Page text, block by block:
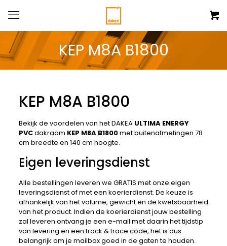
KEP M8A B1800
KEP M8A B1800
Bekijk de voordelen van het DAKEA ULTIMA ENERGY
PVCdakraam KEP M8A B1800met buitenafmetingen 78
cm breedte en 140 cm hoogte.
Eigen leveringsdienst
Alle bestellingen leveren we GRATIS met onze eigen
leveringsdienst of met een koerierdienst. De keuze is
afhankelijk van het volume, gewicht en de kwetsbaarheid
van het product. Indien de koerierdienst jouw bestelling
zal leveren ontvang je een e-mail met daarin het tijdstip
van levering en een track & trace code, het is dus
belangrijk om je mailbox goed in de gaten te houden.